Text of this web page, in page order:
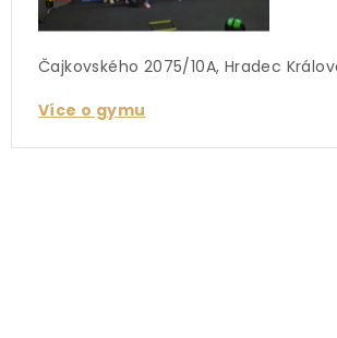
Čajkovského 2075/10A, Hradec
Více o gymu